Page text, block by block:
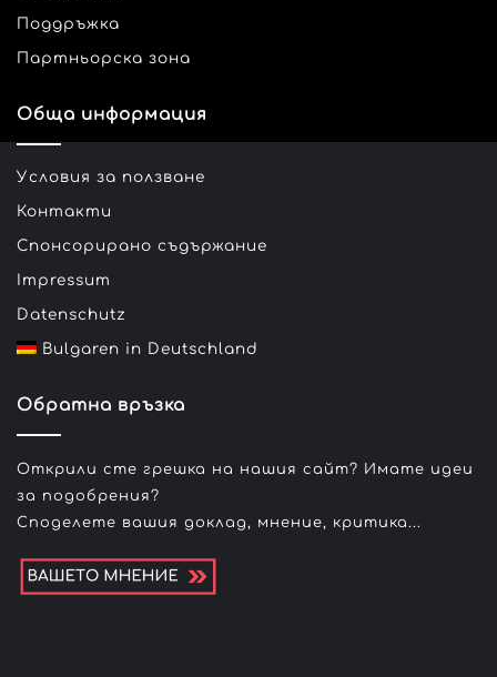
Поддръжка
Партньорска зона
Обща информация
Условия за ползване
Контакти
Спонсорирано съдържание
Impressum
Datenschutz
Bulgaren in Deutschland
Обратна връзка
Открили сте грешка на нашия сайт? Имате идеи
за подобрения?
Споделете вашия доклад, мнение, критика...